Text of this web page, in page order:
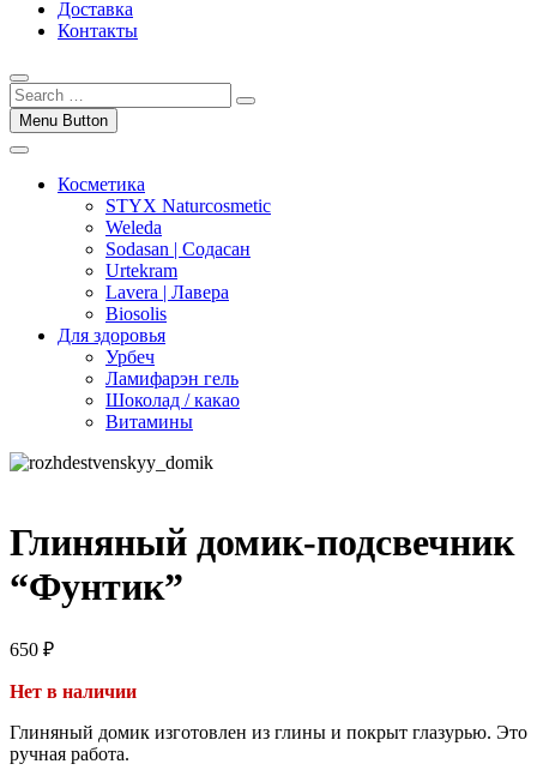
Доставка
Контакты
Menu Button
Косметика
STYX Naturcosmetic
Weleda
Sodasan | Содасан
Urtekram
Lavera | Лавера
Biosolis
Для здоровья
Урбеч
Ламифарэн гель
Шоколад / какао
Витамины
Глиняный домик-подсвечник
“Фунтик”
650 ₽
Нет в наличии
Глиняный домик изготовлен из глины и покрыт глазурью. Это
ручная работа.